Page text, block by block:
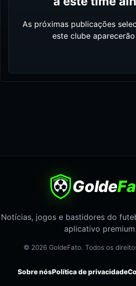
As próximas publicações
este clube
Golde
Notícias, jogos e bastidores do
aplicativo premium.
© 2026 GoldeFato. Todos os
Sobre nósPolítica de privacidade